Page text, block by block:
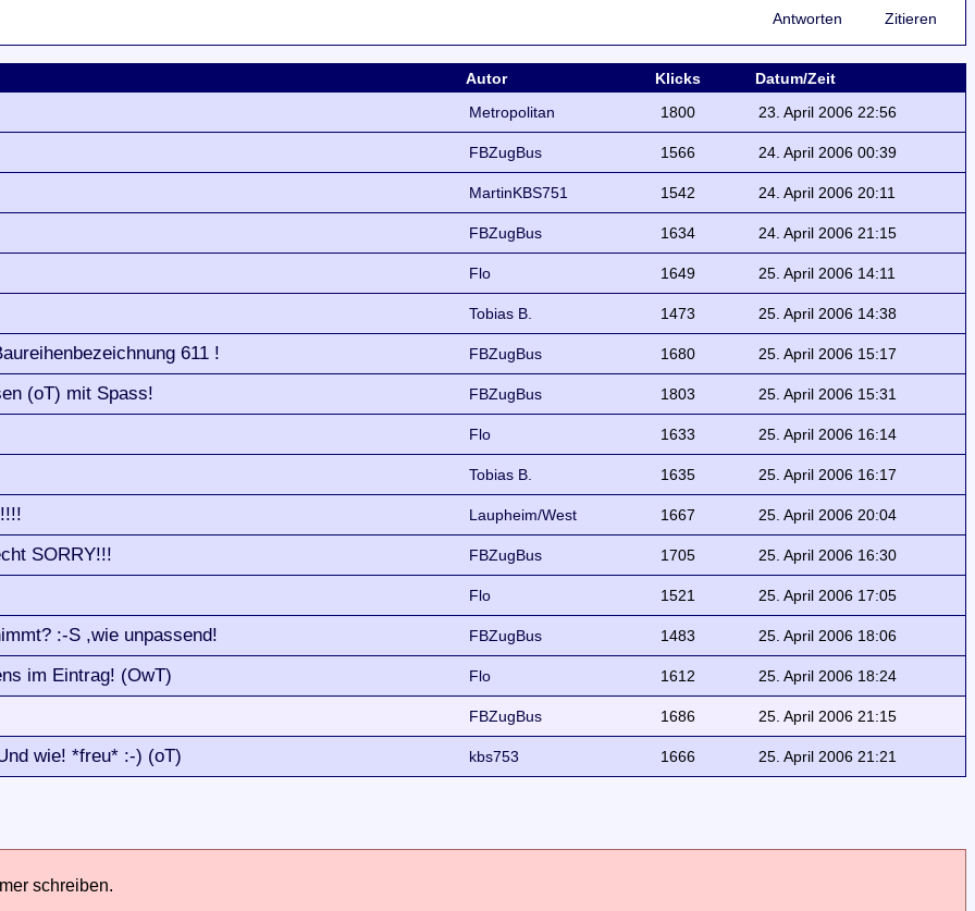
Antworten Zitieren
Autor Klicks
Datum/Zeit
Metropolitan
1800 23. April 2006 22:56
FBZugBus 1566 24. April 2006 00:39
MartinKBS751 1542 24. April 2006 20:11
FBZugBus 1634 24. April 2006 21:15
Flo 1649 25. April 2006 14:11
Tobias B. 1473 25. April 2006 14:38
611 ! FBZugBus 1680 25. April 2006 15:17
(oT) mit Spass! FBZugBus 1803 25. April 2006 15:31
Flo 1633 25. April 2006 16:14
Tobias B. 1635 25. April 2006 16:17
Laupheim/West 1667 25. April 2006 20:04
SORRY!!! FBZugBus 1705 25. April 2006 16:30
Flo 1521 25. April 2006 17:05
:-S ,wie unpassend! FBZugBus 1483 25. April 2006 18:06
im Eintrag! (OwT) Flo 1612 25. April 2006 18:24
FBZugBus 1686 25. April 2006 21:15
wie! *freu* :-) (oT) kbs753 1666 25. April 2006 21:21
schreiben.